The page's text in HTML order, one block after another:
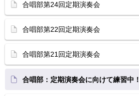
合唱部第24回定期演奏会
合唱部第22回定期演奏会
合唱部第21回定期演奏会
合唱部：定期演奏会に向けて練習中！